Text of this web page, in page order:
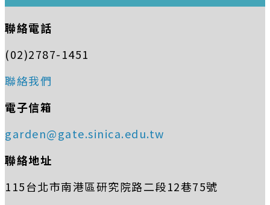
聯絡電話
(02)2787-1451
聯絡我們
電子信箱
garden@gate.sinica.edu.tw
聯絡地址
115台北市南港區研究院路二段12巷75號